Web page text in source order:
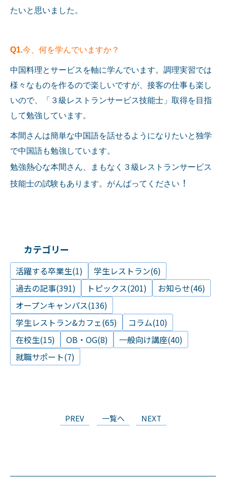
たいと思いました。
Q1.今、何を学んでいますか？
中国料理とサービスを軸に学んでいます。調理実習では
様々なものを作るので楽しいですが、接客の仕事も楽し
いので、「３級レストランサービス技能士」取得を目指
して勉強しています。
本間さんは簡単な中国語を話せるようになりたいと独学
で中国語も勉強しています。
勉強熱心な本間さん、まもなく３級レストランサービス
技能士の試験もあります。がんばってください ！
カテゴリー
活躍する卒業生(1)
学生レストラン(6)
過去の記事(391)
トピックス(201)
お知らせ(46)
オープンキャンパス(136)
学生レストラン&カフェ(65)
コラム(10)
在校生(15)
OB・OG(8)
一般向け講座(40)
就職サポート(7)
PREV 一覧へ NEXT